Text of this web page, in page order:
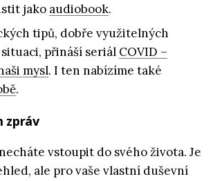
jako audiobook.
tipů, dobře využitelných
přináší seriál COVID –
mysl. I ten nabízíme také
.
zpráv
vstoupit do svého života. Je
ale pro vaše vlastní duševní